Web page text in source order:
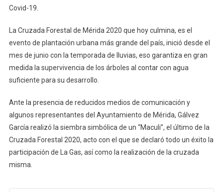
Covid-19.
La Cruzada Forestal de Mérida 2020 que hoy culmina, es el
evento de plantación urbana más grande del país, inició desde el
mes de junio con la temporada de lluvias, eso garantiza en gran
medida la supervivencia de los árboles al contar con agua
suficiente para su desarrollo.
Ante la presencia de reducidos medios de comunicación y
algunos representantes del Ayuntamiento de Mérida, Gálvez
García realizó la siembra simbólica de un “Maculi”, el último de la
Cruzada Forestal 2020, acto con el que se declaró todo un éxito la
participación de La Gas, así como la realización de la cruzada
misma.